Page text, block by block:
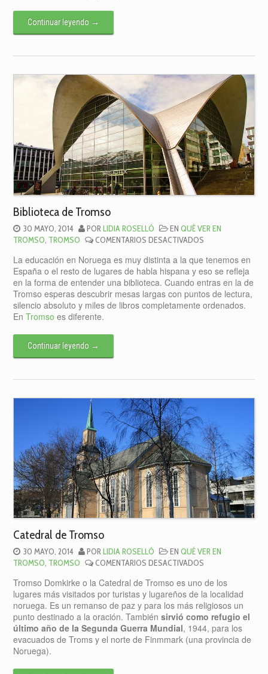
Continuar leyendo →
Biblioteca de Tromso
30 MAYO, 2014 PORLIDIA ROSELLÓ ENQUÉ VER EN
TROMSO, TROMSO COMENTARIOS DESACTIVADOS
DE
TROMSO
La educación en Noruega es muy distinta a la que tenemos en
España o el resto de lugares de habla hispana y eso se refleja
en la forma de entender una biblioteca. Cuando entras en la de
Tromso esperas descubrir mesas largas con puntos de lectura,
silencio absoluto y miles de libros completamente ordenados.
EnTromso es diferente.
Continuar leyendo →
Catedral de Tromso
30 MAYO, 2014 PORLIDIA ROSELLÓ ENQUÉ VER EN
TROMSO, TROMSO COMENTARIOS DESACTIVADOS
DE
TROMSO
Tromso Domkirke o la Catedral de Tromso es uno de los
lugares más visitados por turistas y lugareños de la localidad
noruega. Es un remanso de paz y para los más religiosos un
punto destinado a la oración. Tambiénsirvió como refugio el
último año de la Segunda Guerra Mundial, 1944, para los
evacuados de Troms y el norte de Finmmark (una provincia de
Noruega).